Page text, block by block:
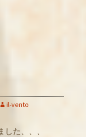
il-vento
た、、、